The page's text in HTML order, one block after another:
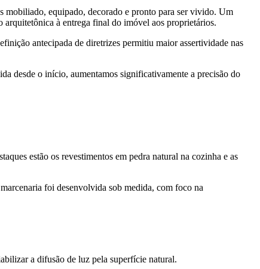
mobiliado, equipado, decorado e pronto para ser vivido. Um
arquitetônica à entrega final do imóvel aos proprietários.
antecipada de diretrizes permitiu maior assertividade nas
desde o início, aumentamos significativamente a precisão do
estão os revestimentos em pedra natural na cozinha e as
foi desenvolvida sob medida, com foco na
a difusão de luz pela superfície natural.